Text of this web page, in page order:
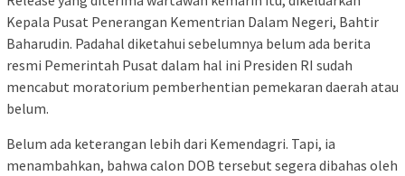
Kepala Pusat Penerangan Kementrian Dalam Negeri, Bahtir
Baharudin. Padahal diketahui sebelumnya belum ada berita
resmi Pemerintah Pusat dalam hal ini Presiden RI sudah
mencabut moratorium pemberhentian pemekaran daerah atau
belum.
Belum ada keterangan lebih dari Kemendagri. Tapi, ia
menambahkan, bahwa calon DOB tersebut segera dibahas oleh